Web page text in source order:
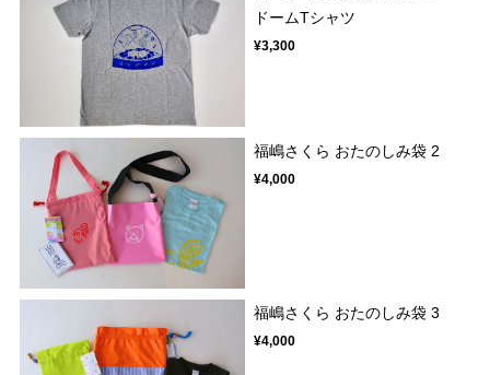
ドームTシャツ
¥3,300
福嶋さくら おたのしみ袋 2
¥4,000
福嶋さくら おたのしみ袋 3
¥4,000